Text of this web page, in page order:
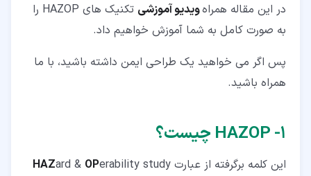
۳‏-‏۲‏- تعریف Harm
۳‏-‏۳‏- تعریف Risk
۴‏- روش پیاده سازی HAZOP Study چیست؟
۷‏- مزایا و معایب مطالعات هزوپ
در این مقاله همراهویدیو آموزشی
تکنیک های HAZOP را
به صورت کامل به شما آموزش خواهیم داد.
پس اگر می خواهید یک طراحی ایمن داشته باشید، با ما
همراه باشید.
۱‏- HAZOP چیست؟
این کلمه برگرفته از عبارت HAZard & OPerability study